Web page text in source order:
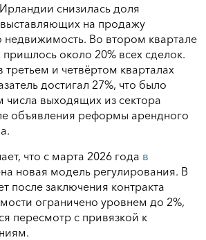
снизилась доля
на продажу
недвижимость. Во втором квартале
пришлось около 20% всех сделок.
третьем и четвёртом кварталах
достигал 27%, что было
числа выходящих из сектора
объявления реформы арендного
что с марта 2026 года в
новая модель регулирования. В
после заключения контракта
ограничено уровнем до 2%,
пересмотр с привязкой к